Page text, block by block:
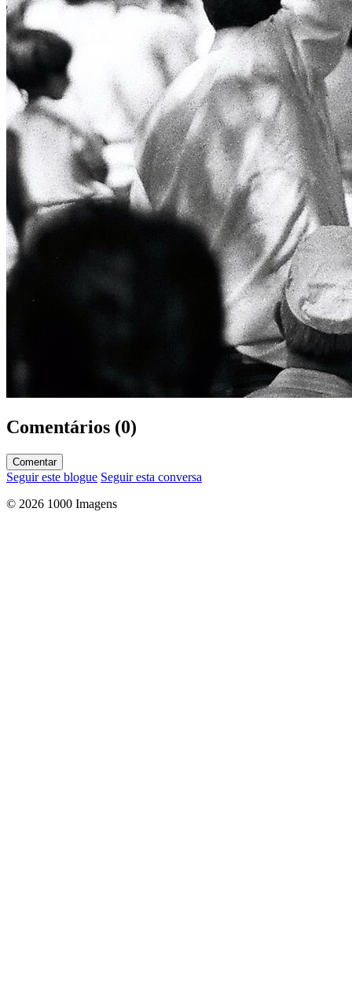
Comentários (0)
Comentar
Seguir este blogue Seguir esta conversa
© 2026 1000 Imagens